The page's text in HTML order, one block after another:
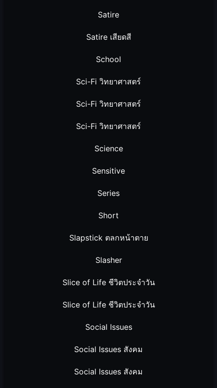
Satire
Satire เสียดสี
School
Sci-Fi วิทยาศาสตร์
Sci-Fi วิทยาศาสตร์
Sci-Fi วิทยาศาสตร์
Science
Sensitive
Series
Short
Slapstick ตลกหน้าตาย
Slasher
Slice of Life ชีวิตประจำวัน
Slice of Life ชีวิตประจำวัน
Social Issues
Social Issues สังคม
Social Issues สังคม